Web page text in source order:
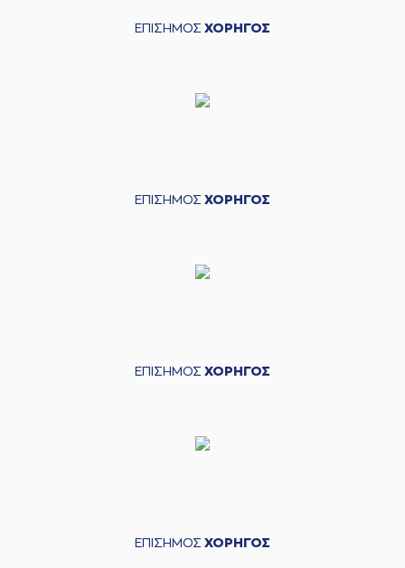
ΕΠΙΣΗΜΟΣ ΧΟΡΗΓΟΣ
ΕΠΙΣΗΜΟΣ ΧΟΡΗΓΟΣ
ΕΠΙΣΗΜΟΣ ΧΟΡΗΓΟΣ
ΕΠΙΣΗΜΟΣ ΧΟΡΗΓΟΣ